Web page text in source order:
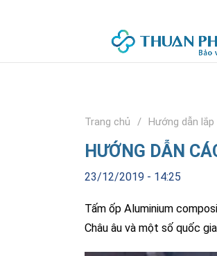
Trang chủ Hướng dẫn
HƯỚNG DẪN
23/12/2019 - 14:25
Tấm ốp Aluminium
Châu âu và một số quốc